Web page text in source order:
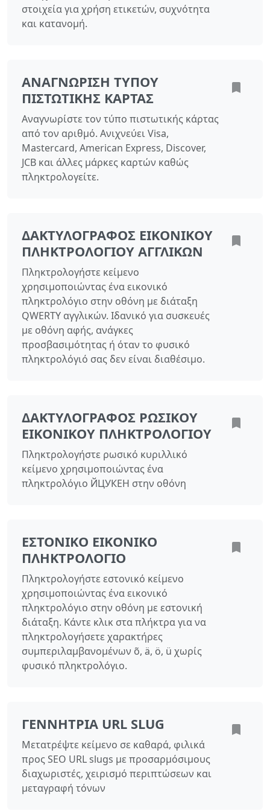
στοιχεία για χρήση ετικετών, συχνότητα
και κατανομή.
ΑΝΑΓΝΏΡΙΣΗ ΤΎΠΟΥ
ΠΙΣΤΩΤΙΚΉΣ ΚΆΡΤΑΣ
Αναγνωρίστε τον τύπο πιστωτικής κάρτας
από τον αριθμό. Ανιχνεύει Visa,
Mastercard, American Express, Discover,
JCB και άλλες μάρκες καρτών καθώς
πληκτρολογείτε.
ΔΑΚΤΥΛΟΓΡΆΦΟΣ ΕΙΚΟΝΙΚΟΎ
ΠΛΗΚΤΡΟΛΟΓΊΟΥ ΑΓΓΛΙΚΏΝ
Πληκτρολογήστε κείμενο
χρησιμοποιώντας ένα εικονικό
πληκτρολόγιο στην οθόνη με διάταξη
QWERTY αγγλικών. Ιδανικό για συσκευές
με οθόνη αφής, ανάγκες
προσβασιμότητας ή όταν το φυσικό
πληκτρολόγιό σας δεν είναι διαθέσιμο.
ΔΑΚΤΥΛΟΓΡΆΦΟΣ ΡΩΣΙΚΟΎ
ΕΙΚΟΝΙΚΟΎ ΠΛΗΚΤΡΟΛΟΓΊΟΥ
Πληκτρολογήστε ρωσικό κυριλλικό
κείμενο χρησιμοποιώντας ένα
πληκτρολόγιο ЙЦУКЕН στην οθόνη
ΕΣΤΟΝΙΚΌ ΕΙΚΟΝΙΚΌ
ΠΛΗΚΤΡΟΛΌΓΙΟ
Πληκτρολογήστε εστονικό κείμενο
χρησιμοποιώντας ένα εικονικό
πληκτρολόγιο στην οθόνη με εστονική
διάταξη. Κάντε κλικ στα πλήκτρα για να
πληκτρολογήσετε χαρακτήρες
συμπεριλαμβανομένων õ, ä, ö, ü χωρίς
φυσικό πληκτρολόγιο.
ΓΕΝΝΉΤΡΙΑ URL SLUG
Μετατρέψτε κείμενο σε καθαρά, φιλικά
προς SEO URL slugs με προσαρμόσιμους
διαχωριστές, χειρισμό περιπτώσεων και
μεταγραφή τόνων